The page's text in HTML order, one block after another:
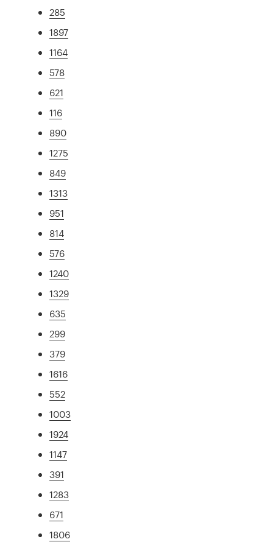
285
1897
1164
578
621
116
890
1275
849
1313
951
814
576
1240
1329
635
299
379
1616
552
1003
1924
1147
391
1283
671
1806